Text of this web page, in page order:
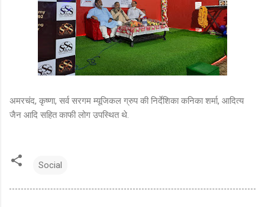
अमरचंद, कृष्णा, सर्व सरगम म्यूजिकल ग्रुप की निर्देशिका कनिका शर्मा, आदित्य
जैन आदि सहित काफी लोग उपस्थित थे.
Social